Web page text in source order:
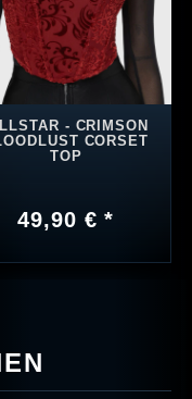
- CRIMSON
CORSET
TOP
49,90 € *